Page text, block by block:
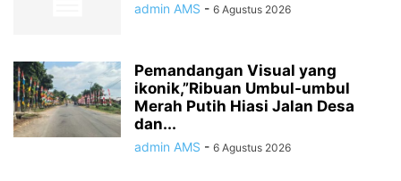
admin AMS - 6 Agustus 2026
Pemandangan Visual yang
ikonik,”Ribuan Umbul-umbul
Merah Putih Hiasi Jalan Desa
dan...
admin AMS - 6 Agustus 2026